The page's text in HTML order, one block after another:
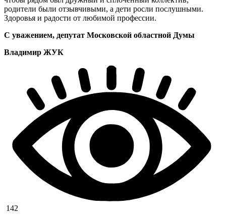
родители были отзывчивыми, а дети росли послушными.
Здоровья и радости от любимой профессии.
С уважением, депутат Московской областной Думы
Владимир ЖУК
142